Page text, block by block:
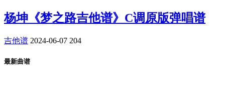
杨坤《梦之路吉他谱》C调原版弹唱谱
吉他谱 2024-06-07 204
最新曲谱